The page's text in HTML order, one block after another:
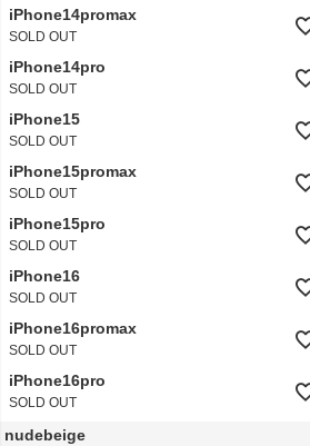
iPhone14promax
SOLD OUT
iPhone14pro
SOLD OUT
iPhone15
SOLD OUT
iPhone15promax
SOLD OUT
iPhone15pro
SOLD OUT
iPhone16
SOLD OUT
iPhone16promax
SOLD OUT
iPhone16pro
SOLD OUT
nudebeige